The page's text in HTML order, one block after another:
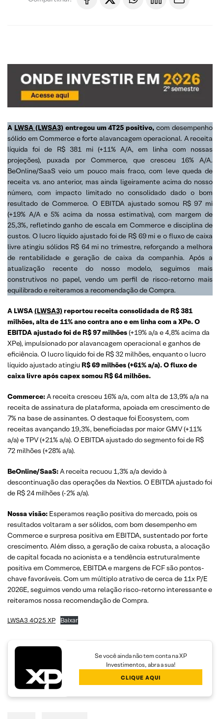
A LWSA (LWSA3) entregou um 4T25 positivo, com desempenho
sólido em Commerce e forte alavancagem operacional. A receita
líquida foi de R$ 381 mi (+11% A/A, em linha com nossas
projeções), puxada por Commerce, que cresceu 16% A/A.
BeOnline/SaaS veio um pouco mais fraco, com leve queda de
receita vs. ano anterior, mas ainda ligeiramente acima do nosso
número, com impacto limitado no consolidado dado o bom
resultado de Commerce. O EBITDA ajustado somou R$ 97 mi
(+19% A/A e 5% acima da nossa estimativa), com margem de
25,3%, refletindo ganho de escala em Commerce e disciplina de
custos. O lucro líquido ajustado foi de R$ 69 mi e o fluxo de caixa
livre atingiu sólidos R$ 64 mi no trimestre, reforçando a melhora
de rentabilidade e geração de caixa da companhia. Após a
atualização recente do nosso modelo, seguimos mais
construtivos no papel, vendo um perfil de risco-retorno mais
equilibrado e reiteramos a recomendação de Compra.
A LWSA(LWSA3)reportou receita consolidada de R$ 381
milhões, alta de 11% ano contra ano e em linha com a XPe. O
EBITDA ajustado foi de R$ 97 milhões(+19% a/a e 4,8% acima da
XPe), impulsionado por alavancagem operacional e ganhos de
eficiência. O lucro líquido foi de R$ 32 milhões, enquanto o lucro
líquido ajustado atingiu R$ 69 milhões (+61% a/a). O fluxo de
caixa livre após capex somou R$ 64 milhões.
Commerce:A receita cresceu 16% a/a, com alta de 13,9% a/a na
receita de assinatura de plataforma, apoiada em crescimento de
7% na base de assinantes. O destaque foi Ecosystem, com
receitas avançando 19,3%, beneficiadas por maior GMV (+11%
a/a) e TPV (+21% a/a). O EBITDA ajustado do segmento foi de R$
72 milhões (+28% a/a).
BeOnline/SaaS:A receita recuou 1,3% a/a devido à
descontinuação das operações da Nextios. O EBITDA ajustado foi
de R$ 24 milhões (-2% a/a).
Nossa visão: Esperamos reação positiva do mercado, pois os
resultados voltaram a ser sólidos, com bom desempenho em
Commerce e surpresa positiva em EBITDA, sustentado por forte
crescimento. Além disso, a geração de caixa robusta, a alocação
de capital focada no acionista e a tendência estruturalmente
positiva em Commerce, EBITDA e margens de FCF são pontos-
chave favoráveis. Com um múltiplo atrativo de cerca de 11x P/E
2026E, seguimos vendo uma relação risco-retorno interessante e
reiteramos nossa recomendação de Compra.
LWSA3 4Q25 XP Baixar
Se você ainda não tem conta na XP
Investimentos, abra a sua!
CLIQUE AQUI